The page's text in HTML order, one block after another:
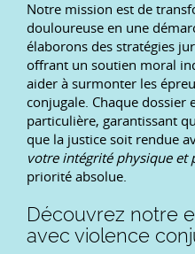
Notre mission est de
douloureuse en une
élaborons des stratégies
offrant un soutien moral
aider à surmonter les
conjugale. Chaque dossier
particulière, garantissant
que la justice soit rendue
votre intégrité physique et
priorité absolue.
Découvrez notre
avec violence